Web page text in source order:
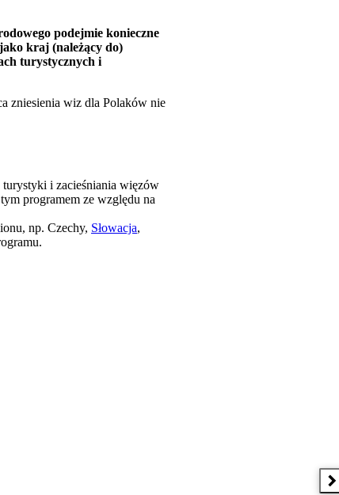
podejmie konieczne
kraj (należący do)
turystycznych i
zniesienia wiz dla Polaków nie
i zacieśniania więzów
programem ze względu na
np. Czechy, Słowacja,
- otwiera się w nowym oknie